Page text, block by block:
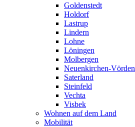
Goldenstedt
Holdorf
Lastrup
Lindern
Lohne
Löningen
Molbergen
Neuenkirchen-Vörden
Saterland
Steinfeld
Vechta
Visbek
Wohnen auf dem Land
Mobilität